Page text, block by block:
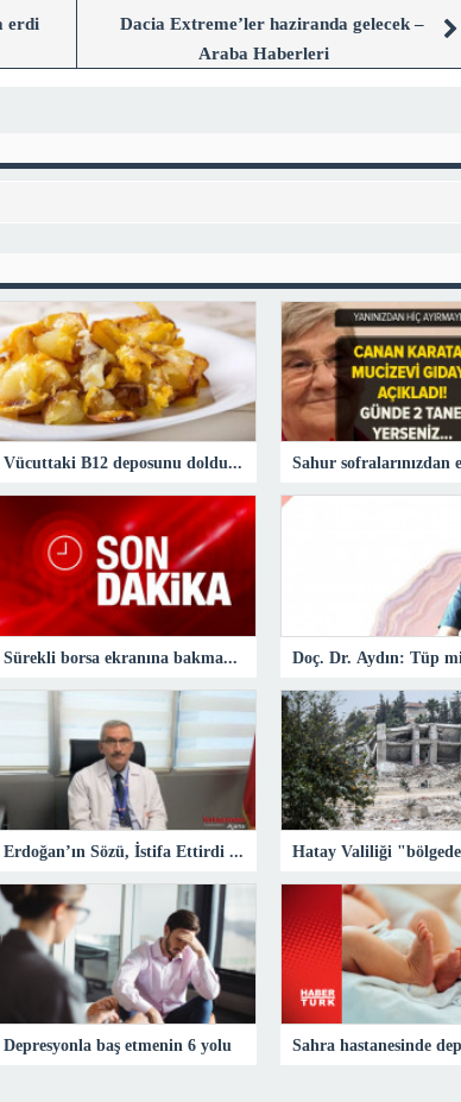
erdi
Dacia Extreme’ler haziranda gelecek –
Araba Haberleri
Vücuttaki B12 deposunu dolduran tek besin!
Erdoğan’ın Sözü, İstifa Ettirdi – Sağlık
Depresyonla baş etmenin 6 yolu